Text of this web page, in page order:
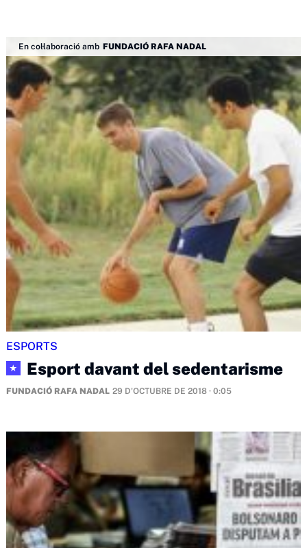
En col·laboració amb FUNDACIÓ RAFA NADAL
ESPORTS
★ Esport davant del sedentarisme
FUNDACIÓ RAFA NADAL 29 D'OCTUBRE DE 2018 · 0:05